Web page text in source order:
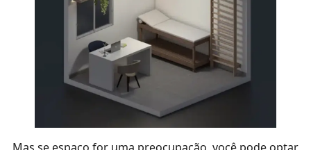
Mas se espaço for uma preocupação, você pode optar